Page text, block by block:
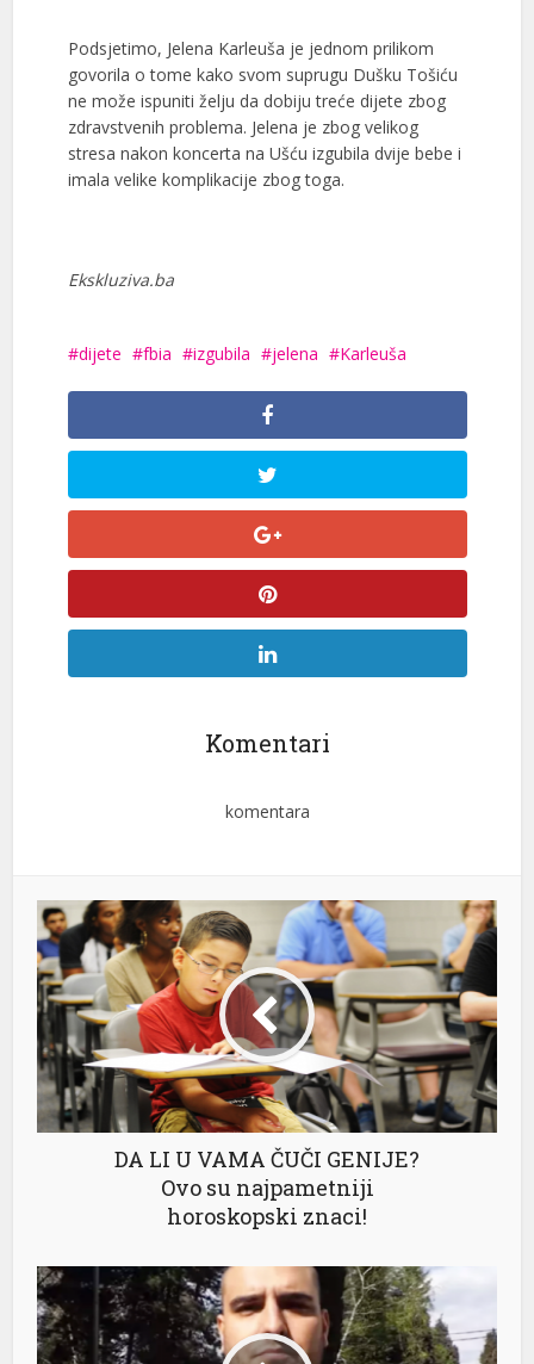
Podsjetimo, Jelena Karleuša je jednom prilikom
govorila o tome kako svom suprugu Dušku Tošiću
ne može ispuniti želju da dobiju treće dijete zbog
zdravstvenih problema. Jelena je zbog velikog
stresa nakon koncerta na Ušću izgubila dvije bebe i
imala velike komplikacije zbog toga.
Ekskluziva.ba
dijete fbia izgubila jelena Karleuša
Komentari
komentara
DA LI U VAMA ČUČI GENIJE?
Ovo su najpametniji
horoskopski znaci!